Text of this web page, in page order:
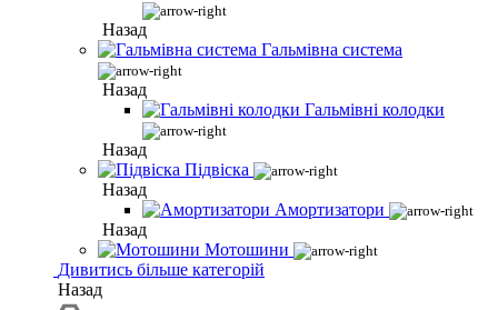
Назад
Гальмівна система
Назад
Гальмівні колодки
Назад
Підвіска
Назад
Амортизатори
Назад
Мотошини
Дивитись більше категорій
Назад